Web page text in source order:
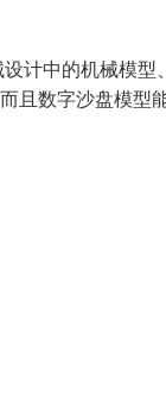
计中的机械模型
且数字沙盘模型